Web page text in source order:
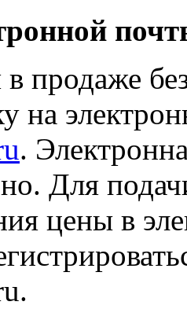
продаже
на
.
Для
цены в